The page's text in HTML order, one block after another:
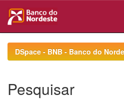
navigationDSpace - BNB - Banco do
Pesquisar